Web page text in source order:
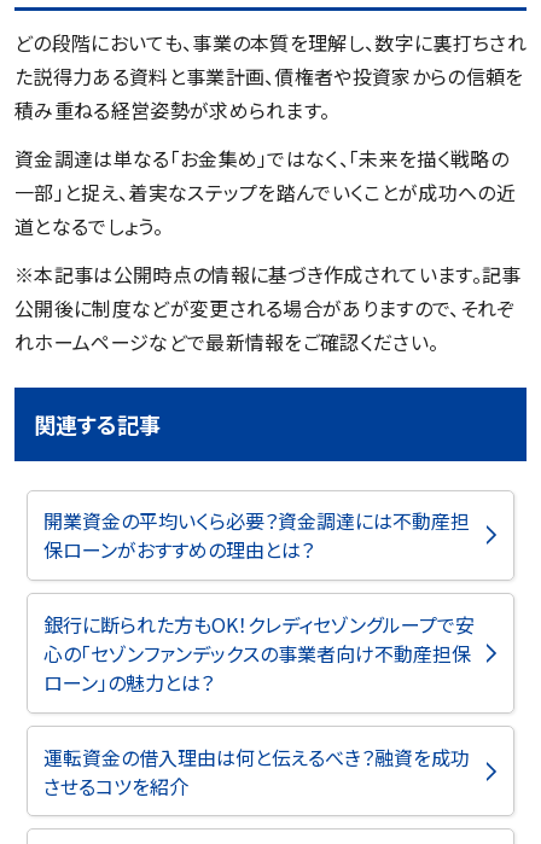
どの段階においても、事業の本質を理解し、数字に裏打ちされ
た説得力ある資料と事業計画、債権者や投資家からの信頼を
積み重ねる経営姿勢が求められます。
資金調達は単なる「お金集め」ではなく、「未来を描く戦略の
一部」と捉え、着実なステップを踏んでいくことが成功への近
道となるでしょう。
※本記事は公開時点の情報に基づき作成されています。記事
公開後に制度などが変更される場合がありますので、それぞ
れホームページなどで最新情報をご確認ください。
関連する記事
開業資金の平均いくら必要？資金調達には不動産担
保ローンがおすすめの理由とは？
銀行に断られた方もOK！クレディセゾングループで安
心の「セゾンファンデックスの事業者向け不動産担保
ローン」の魅力とは？
運転資金の借入理由は何と伝えるべき？融資を成功
させるコツを紹介